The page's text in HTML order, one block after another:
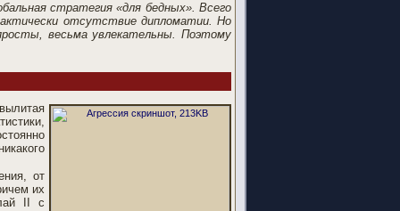
стратегия «для бедных». Всего
отсутствие дипломатии. Но
весьма увлекательны. Поэтому
от
их
II с